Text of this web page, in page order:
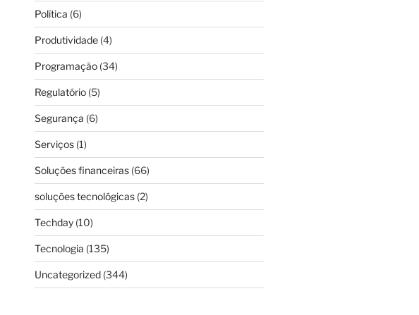
Política (6)
Produtividade(4)
Programação(34)
Regulatório(5)
Segurança (6)
Serviços(1)
Soluções financeiras(66)
soluções tecnológicas(2)
Techday(10)
Tecnologia (135)
Uncategorized(344)